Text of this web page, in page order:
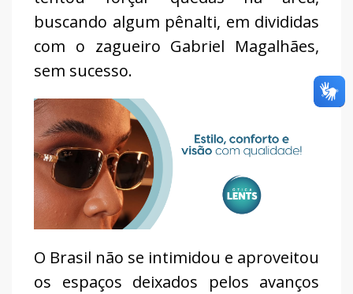
buscando algum pênalti, em divididas
com o zagueiro Gabriel Magalhães,
sem sucesso.
O Brasil não se intimidou e aproveitou
os espaços deixados pelos avanços